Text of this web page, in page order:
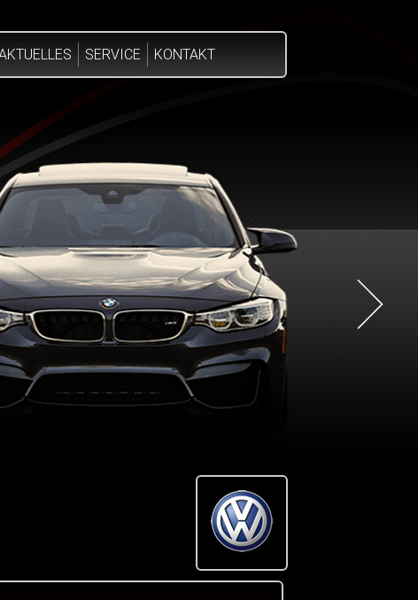
SERVICE KONTAKT